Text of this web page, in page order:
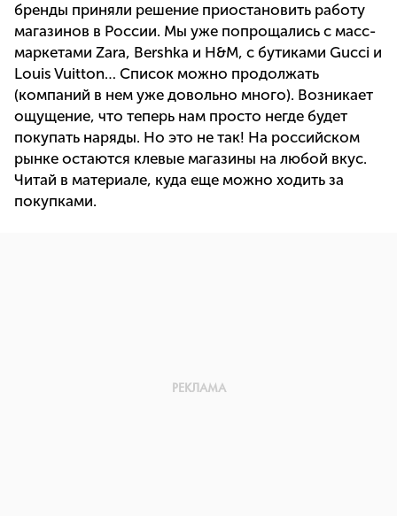
бренды приняли решение приостановить работу
магазинов в России. Мы уже попрощались с масс-
маркетами Zara, Bershka и H&M, с бутиками Gucci и
Louis Vuitton… Список можно продолжать
(компаний в нем уже довольно много). Возникает
ощущение, что теперь нам просто негде будет
покупать наряды. Но это не так! На российском
рынке остаются клевые магазины на любой вкус.
Читай в материале, куда еще можно ходить за
покупками.